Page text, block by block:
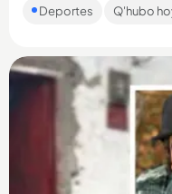
y consiguió su primer
Deportes Q'hubo